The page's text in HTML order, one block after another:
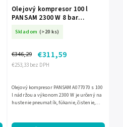
Olejový kompresor 100 l
PANSAM 2300 W 8 bar
Skladom (>20 ks)
€253,33 bez DPH
€346,29 €311,59
Olejový kompresor PANSAM A077070 s 100
l nádržou a výkonom 2300 W je určený na
hustenie pneumatík, fúkanie, čistenie,